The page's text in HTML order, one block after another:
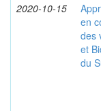
2020-10-15
en
des
et
du